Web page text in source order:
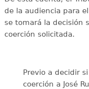
de la audiencia para
se tomará la decisión
coerción solicitada.
Previo a decidir
coerción a José